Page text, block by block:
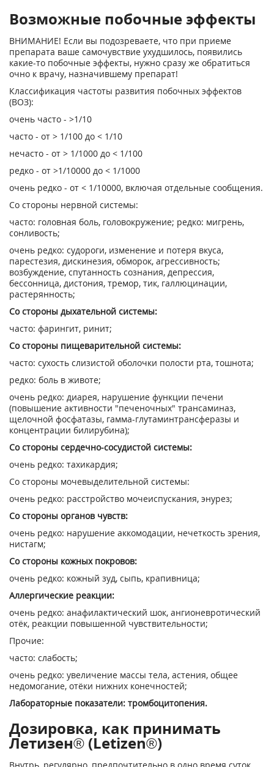
Возможные побочные эффекты
ВНИМАНИЕ! Если вы подозреваете, что при приеме
препарата ваше самочувствие ухудшилось, появились
какие-то побочные эффекты, нужно сразу же обратиться
очно к врачу, назначившему препарат!
Классификация частоты развития побочных эффектов
(ВОЗ):
очень часто - >1/10
часто - от > 1/100 до < 1/10
нечасто - от > 1/1000 до < 1/100
редко - от >1/10000 до < 1/1000
очень редко - от < 1/10000, включая отдельные сообщения.
Со стороны нервной системы:
часто: головная боль, головокружение; редко: мигрень,
сонливость;
очень редко: судороги, изменение и потеря вкуса,
парестезия, дискинезия, обморок, агрессивность;
возбуждение, спутанность сознания, депрессия,
бессонница, дистония, тремор, тик, галлюцинации,
растерянность;
Со стороны дыхательной системы:
часто: фарингит, ринит;
Со стороны пищеварительной системы:
часто: сухость слизистой оболочки полости рта, тошнота;
редко: боль в животе;
очень редко: диарея, нарушение функции печени
(повышение активности "печеночных" трансаминаз,
щелочной фосфатазы, гамма-глутаминтрансферазы и
концентрации билирубина);
Со стороны сердечно-сосудистой системы:
очень редко: тахикардия;
Со стороны мочевыделительной системы:
очень редко: расстройство мочеиспускания, энурез;
Со стороны органов чувств:
очень редко: нарушение аккомодации, нечеткость зрения,
нистагм;
Со стороны кожных покровов:
очень редко: кожный зуд, сыпь, крапивница;
Аллергические реакции:
очень редко: анафилактический шок, ангионевротический
отёк, реакции повышенной чувствительности;
Прочие:
часто: слабость;
очень редко: увеличение массы тела, астения, общее
недомогание, отёки нижних конечностей;
Лабораторные показатели: тромбоцитопения.
Дозировка, как принимать
Летизен® (Letizen®)